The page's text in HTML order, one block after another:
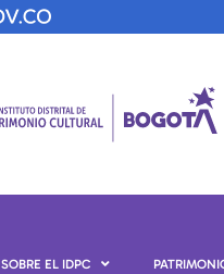
SOBRE EL IDPC